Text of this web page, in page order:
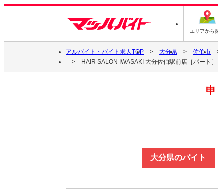
エリアから
アルバイト・バイト求人TOP 大分県 佐伯市
HAIR SALON IWASAKI 大分佐伯駅前店［パート
大分県のバイト